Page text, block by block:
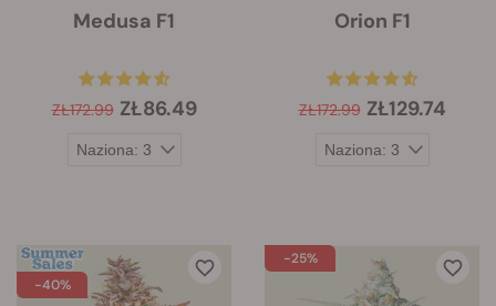
Medusa F1
ZŁ172.99 ZŁ86.49
Orion F1
ZŁ172.99 ZŁ129.74
-40%
-25%